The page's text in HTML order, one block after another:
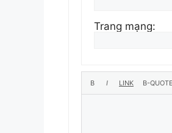
Trang mạng: